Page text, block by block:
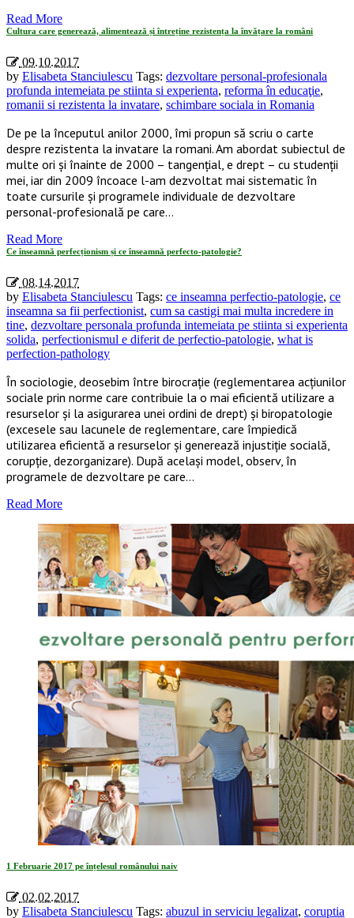
Read More
Cultura care generează, alimentează și întreține rezistența la învățare la români
09.10.2017
by Elisabeta Stanciulescu Tags: dezvoltare personal-profesionala
profunda intemeiata pe stiinta si experienta, reforma în educaţie,
romanii si rezistenta la invatare, schimbare sociala in Romania
De pe la începutul anilor 2000, îmi propun să scriu o carte
despre rezistenta la invatare la romani. Am abordat subiectul de
multe ori și înainte de 2000 – tangențial, e drept – cu studenții
mei, iar din 2009 încoace l-am dezvoltat mai sistematic în
toate cursurile și programele individuale de dezvoltare
personal-profesională pe care…
Read More
Ce înseamnă perfecționism și ce înseamnă perfecto-patologie?
08.14.2017
by Elisabeta Stanciulescu Tags: ce inseamna perfectio-patologie, ce
inseamna sa fii perfectionist, cum sa castigi mai multa incredere in
tine, dezvoltare personala profunda intemeiata pe stiinta si experienta
solida, perfectionismul e diferit de perfectio-patologie, what is
perfection-pathology
În sociologie, deosebim între birocrație (reglementarea acțiunilor
sociale prin norme care contribuie la o mai eficientă utilizare a
resurselor și la asigurarea unei ordini de drept) și biropatologie
(excesele sau lacunele de reglementare, care împiedică
utilizarea eficientă a resurselor și generează injustiție socială,
corupție, dezorganizare). După același model, observ, în
programele de dezvoltare pe care…
Read More
1 Februarie 2017 pe înțelesul românului naiv
02.02.2017
by Elisabeta Stanciulescu Tags: abuzul in serviciu legalizat, coruptia